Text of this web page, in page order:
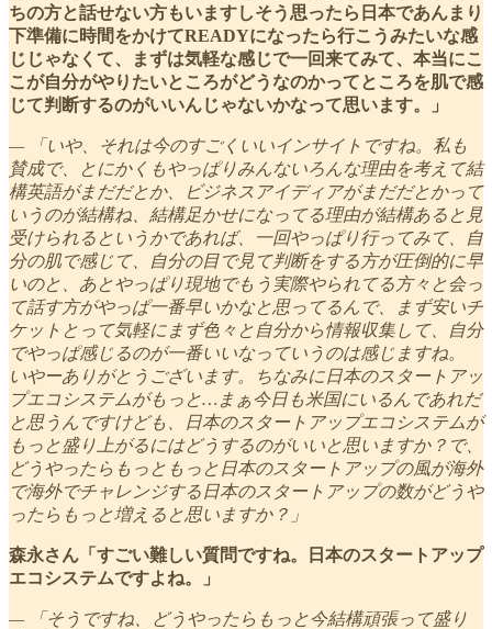
ちの方と話せない方もいますしそう思ったら日本であんまり
下準備に時間をかけてREADYになったら行こうみたいな感
じじゃなくて、まずは気軽な感じで一回来てみて、本当にこ
こが自分がやりたいところがどうなのかってところを肌で感
じて判断するのがいいんじゃないかなって思います。」
— 「いや、それは今のすごくいいインサイトですね。私も
賛成で、とにかくもやっぱりみんないろんな理由を考えて結
構英語がまだだとか、ビジネスアイディアがまだだとかって
いうのが結構ね、結構足かせになってる理由が結構あると見
受けられるというかであれば、一回やっぱり行ってみて、自
分の肌で感じて、自分の目で見て判断をする方が圧倒的に早
いのと、あとやっぱり現地でもう実際やられてる方々と会っ
て話す方がやっぱ一番早いかなと思ってるんで、まず安いチ
ケットとって気軽にまず色々と自分から情報収集して、自分
でやっぱ感じるのが一番いいなっていうのは感じますね。
いやーありがとうございます。ちなみに日本のスタートアッ
プエコシステムがもっと…まぁ今日も米国にいるんであれだ
と思うんですけども、日本のスタートアップエコシステムが
もっと盛り上がるにはどうするのがいいと思いますか？で、
どうやったらもっともっと日本のスタートアップの風が海外
で海外でチャレンジする日本のスタートアップの数がどうや
ったらもっと増えると思いますか？」
森永さん「すごい難しい質問ですね。日本のスタートアップ
エコシステムですよね。」
— 「そうですね、どうやったらもっと今結構頑張って盛り